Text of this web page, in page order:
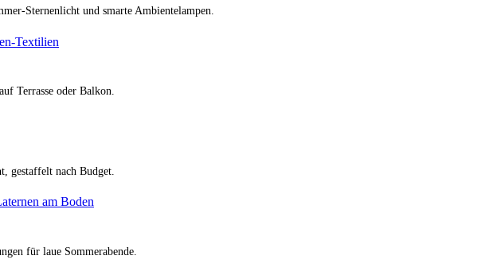
Sternenlicht und smarte Ambientelampen.
Terrasse oder Balkon.
gestaffelt nach Budget.
für laue Sommerabende.